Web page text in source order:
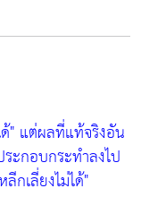
" แต่ผลที่แท้จริงอัน
ะกอบกระทำลงไป
กเลี่ยงไม่ได้"